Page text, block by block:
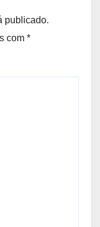
publicado.
com *